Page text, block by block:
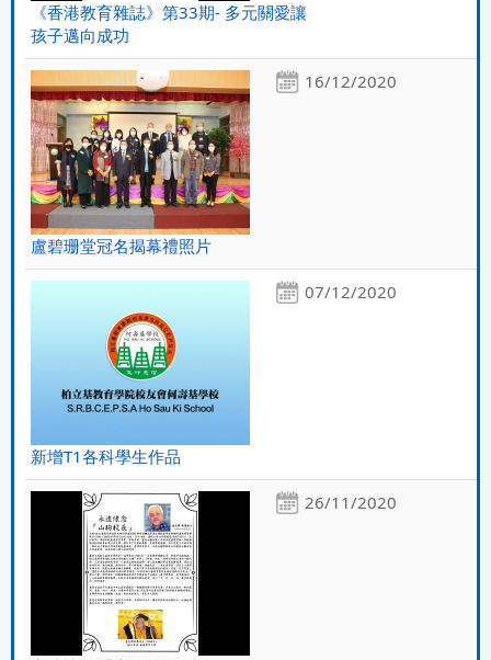
《香港教育雜誌》第33期- 多元關愛讓
孩子邁向成功
16/12/2020
盧碧珊堂冠名揭幕禮照片
07/12/2020
新增T1各科學生作品
26/11/2020